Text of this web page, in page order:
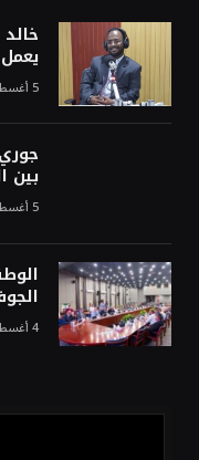
5 أغسطس، 2026
بين
5 أغسطس، 2026
4 أغسطس، 2026